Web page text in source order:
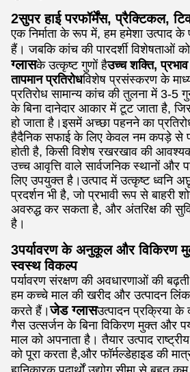
2सुपर हाई परफॉर्मेंस, प्रैक्टिकल,
एक निर्माता के रूप में, हम हमेशा उत्पाद
हैं। जबकि कांच की पारदर्शी विशेषताओं
ग्लासके उत्कृष्ट गुणों हैउच्च शक्ति,
तापमान प्रतिरोधविशेष प्रसंस्करण के
प्रतिरोध सामान्य कांच की तुलना में 3-5
के बिना दानेदार आकार में टूट जाता है,
हो जाता है।इसमें अच्छा पहनने का
हैदैनिक सफाई के लिए केवल नम कपड़े से
होती है, किसी विशेष रखरखाव की
उच्च आवृत्ति वाले सार्वजनिक स्थानों और
लिए उपयुक्त है।उत्पाद में उत्कृष्ट ध्वनि
प्रदर्शन भी है, जो प्रभावी रूप से बाहरी
अवरुद्ध कर सकता है, और अंतरिक्ष की
है।
3पर्यावरण के अनुकूल और विकिरण
स्वस्थ विकल्प
पर्यावरण संरक्षण की अवधारणाओं की
हम कच्चे माल की खरीद और उत्पादन
करते हैं।जेड ग्लासउत्पादन प्रक्रिया के
गैस उत्सर्जन के बिना विकिरण मुक्त और
माल को अपनाता है। तैयार उत्पाद
को पूरा करता है,और फॉर्मल्डेहाइड की